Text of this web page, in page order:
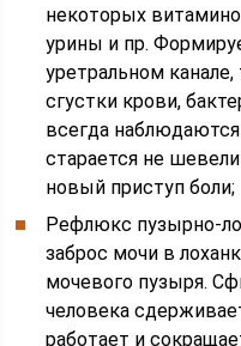
некоторых
урины и пр.
уретральном
сгустки крови,
всегда
старается не
новый приступ боли;
Рефлюкс пузырно-
заброс мочи в
мочевого пузыря.
человека
работает и